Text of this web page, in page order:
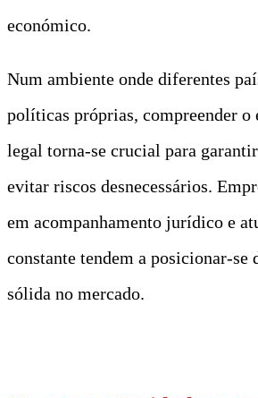
económico.
Num ambiente onde diferentes
políticas próprias, compreender o
legal torna-se crucial para garantir
evitar riscos desnecessários.
em acompanhamento jurídico e
constante tendem a posicionar-se
sólida no mercado.